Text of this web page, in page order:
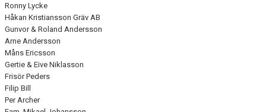
Ronny Lycke
Håkan Kristiansson Gräv AB
Gunvor & Roland Andersson
Arne Andersson
Måns Ericsson
Gertie & Eive Niklasson
Frisör Peders
Filip Bill
Per Archer